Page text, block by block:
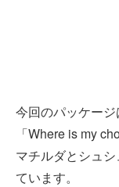
今回のパッケージ
「Where is my
マチルダとシュ
ています。